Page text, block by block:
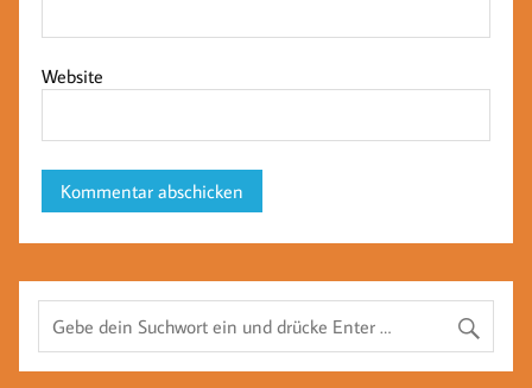
Website